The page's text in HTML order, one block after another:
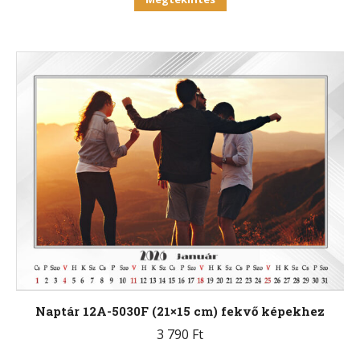
több
van.
A
változatok
a
termékoldalon
választhatók
ki
Naptár 12A-5030F (21×15 cm) fekvő képekhez
3 790 Ft